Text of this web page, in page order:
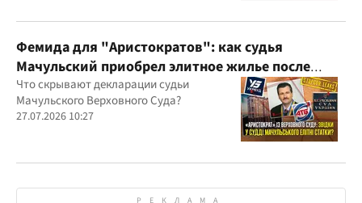
Фемида для "Аристократов": как судья
Мачульский приобрел элитное жилье после
вердикта в пользу застройщика?
Что скрывают декларации судьи
Мачульского Верховного Суда?
27.07.2026 10:27